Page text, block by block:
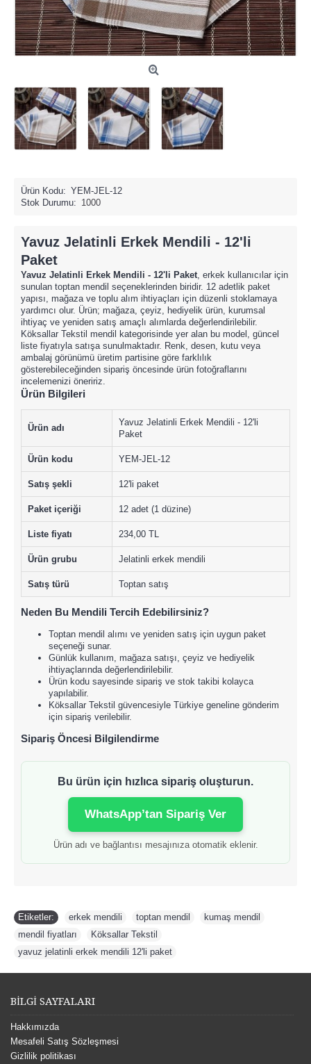
Ürün Kodu: YEM-JEL-12
Stok Durumu: 1000
Yavuz Jelatinli Erkek Mendili - 12'li
Paket
Yavuz Jelatinli Erkek Mendili - 12'li Paket, erkek kullanıcılar için
sunulan toptan mendil seçeneklerinden biridir. 12 adetlik paket
yapısı, mağaza ve toplu alım ihtiyaçları için düzenli stoklamaya
yardımcı olur. Ürün; mağaza, çeyiz, hediyelik ürün, kurumsal
ihtiyaç ve yeniden satış amaçlı alımlarda değerlendirilebilir.
Köksallar Tekstil mendil kategorisinde yer alan bu model, güncel
liste fiyatıyla satışa sunulmaktadır. Renk, desen, kutu veya
ambalaj görünümü üretim partisine göre farklılık
gösterebileceğinden sipariş öncesinde ürün fotoğraflarını
incelemenizi öneririz.
Ürün Bilgileri
Ürün adı
Yavuz Jelatinli Erkek Mendili - 12'li
Paket
Ürün kodu YEM-JEL-12
Satış şekli 12'li paket
Paket içeriği 12 adet (1 düzine)
Liste fiyatı 234,00 TL
Ürün grubu Jelatinli erkek mendili
Satış türü Toptan satış
Neden Bu Mendili Tercih Edebilirsiniz?
Toptan mendil alımı ve yeniden satış için uygun paket
seçeneği sunar.
Günlük kullanım, mağaza satışı, çeyiz ve hediyelik
ihtiyaçlarında değerlendirilebilir.
Ürün kodu sayesinde sipariş ve stok takibi kolayca
yapılabilir.
Köksallar Tekstil güvencesiyle Türkiye geneline gönderim
için sipariş verilebilir.
Sipariş Öncesi Bilgilendirme
Bu ürün için hızlıca sipariş oluşturun.
WhatsApp’tan Sipariş Ver
Ürün adı ve bağlantısı mesajınıza otomatik eklenir.
Etiketler: erkek mendili toptan mendil kumaş mendil
mendil fiyatları
Köksallar Tekstil
yavuz jelatinli erkek mendili 12'li paket
BİLGİ SAYFALARI
Hakkımızda
Mesafeli Satış Sözleşmesi
Gizlilik politikası